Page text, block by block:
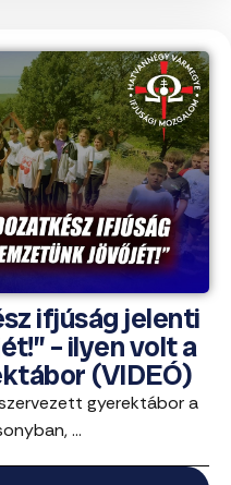
ifjúság jelenti
– ilyen volt a
(VIDEÓ)
gyerektábor a
...